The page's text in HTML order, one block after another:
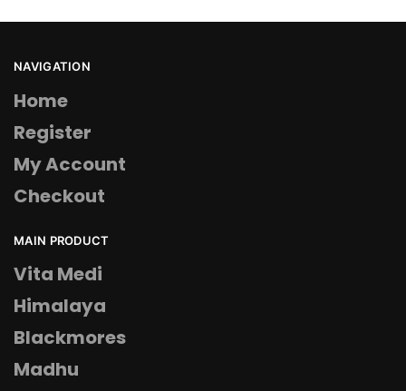
NAVIGATION
Home
Register
My Account
Checkout
MAIN PRODUCT
Vita Medi
Himalaya
Blackmores
Madhu